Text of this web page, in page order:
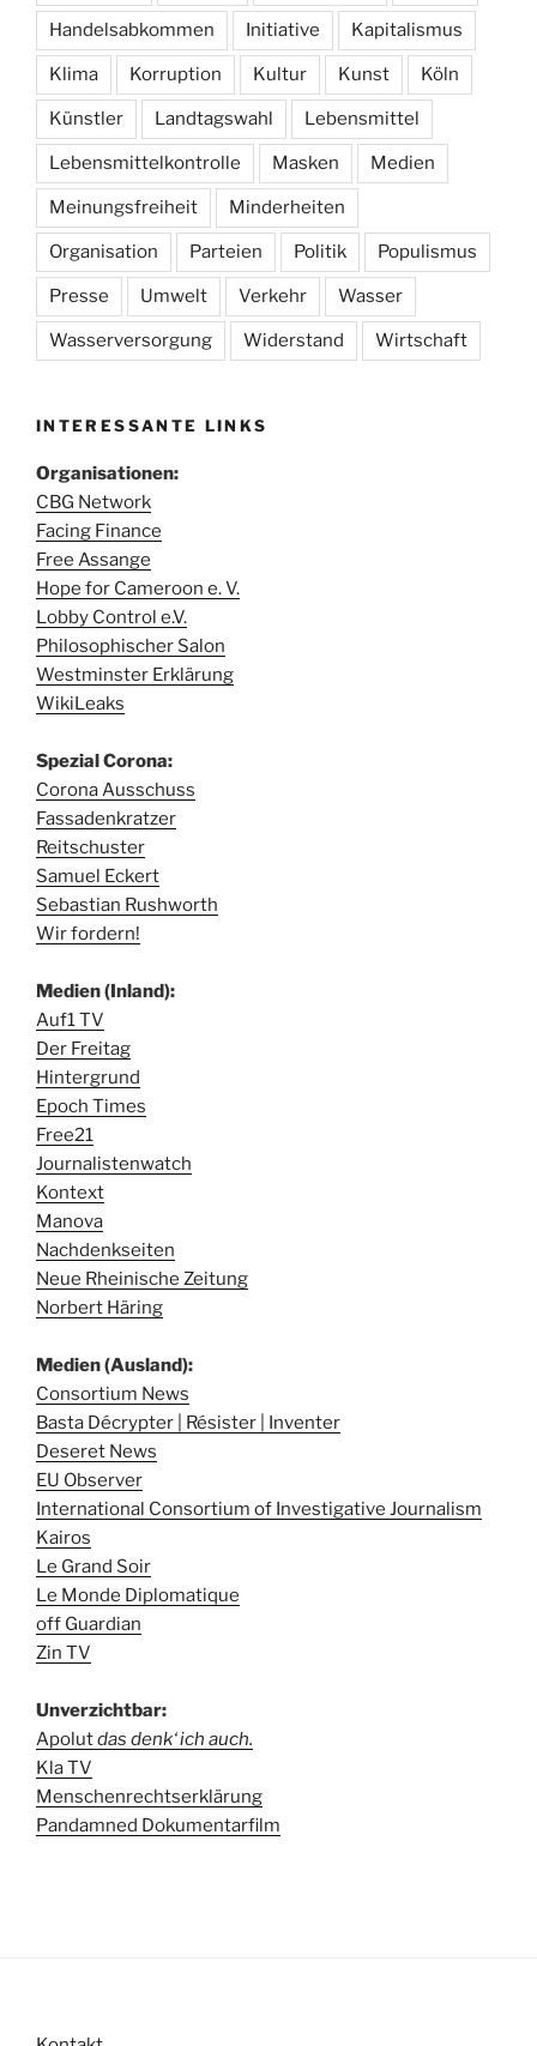
Handelsabkommen Initiative Kapitalismus
Klima Korruption Kultur Kunst Köln
Künstler Landtagswahl Lebensmittel
Lebensmittelkontrolle Masken Medien
Meinungsfreiheit Minderheiten
Organisation Parteien Politik Populismus
Presse Umwelt Verkehr Wasser
Wasserversorgung Widerstand Wirtschaft
INTERESSANTE LINKS
Organisationen:
CBG Network
Facing Finance
Free Assange
Hope for Cameroon e. V.
Lobby Control e.V.
Philosophischer Salon
Westminster Erklärung
WikiLeaks
Spezial Corona:
Corona Ausschuss
Fassadenkratzer
Reitschuster
Samuel Eckert
Sebastian Rushworth
Wir fordern!
Medien (Inland):
Auf1 TV
Der Freitag
Hintergrund
Epoch Times
Free21
Journalistenwatch
Kontext
Manova
Nachdenkseiten
Neue Rheinische Zeitung
Norbert Häring
Medien (Ausland):
Consortium News
Basta Décrypter | Résister | Inventer
Deseret News
EU Observer
International Consortium of Investigative Journalism
Kairos
Le Grand Soir
Le Monde Diplomatique
off Guardian
Zin TV
Unverzichtbar:
Apolutdas denk‘ ich auch.
Kla TV
Menschenrechtserklärung
Pandamned Dokumentarfilm